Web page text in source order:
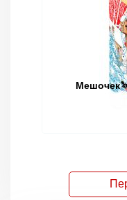
Мешочек